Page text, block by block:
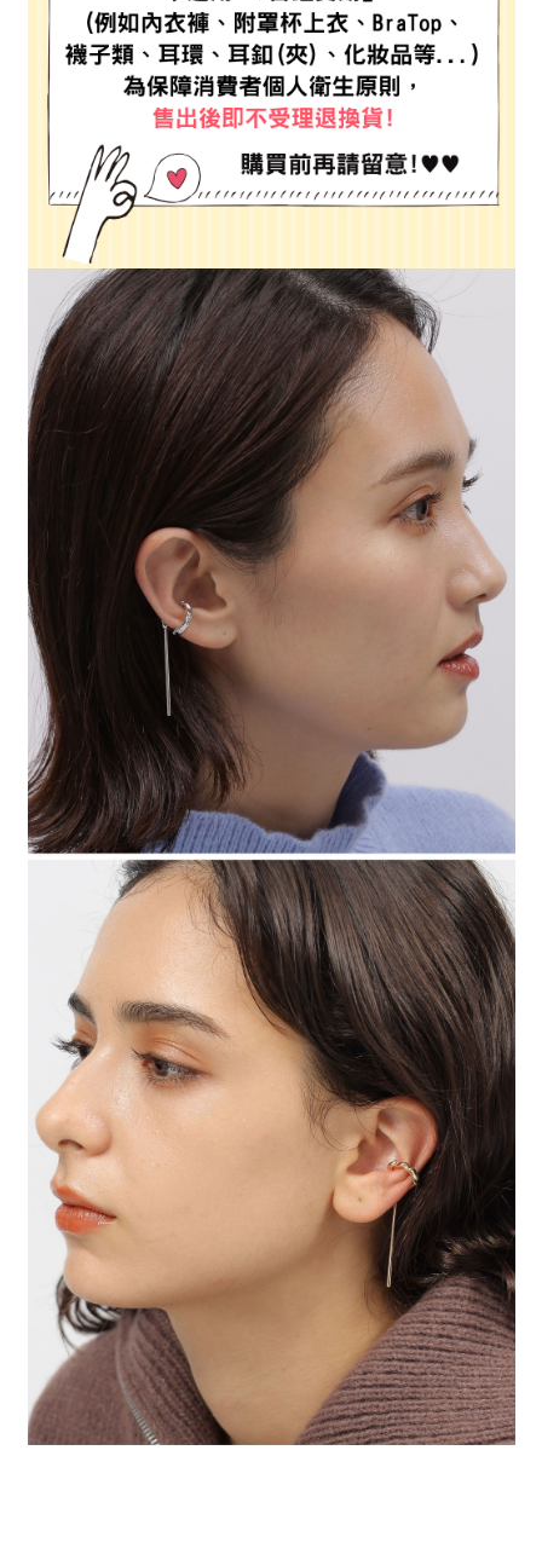
2.基於同意付款使用「大哥付你分期」之契約關係目的，商店將以您的個人
資料（包含姓名、電話或地址）提供予台灣大哥大進項蒐集、處理及利用，
由本公司與您本人進行分期帳單所需資料之確認、核對及更正。
3.完整用戶服務條款，請詳閱以下連結：
https://oppay.tw/userRule
※ 交易是否成功請以「AFTEE先享後付 」之結帳頁面顯示為準，若有關於
是否繳費成功／繳費後需取消欲退款等相關疑問，請聯繫「AFTEE先享後付
客戶支援中心」https://netprotections.freshdesk.com/support/home
【注意事項】
１．透過由恩沛科技股份有限公司提供之「AFTEE先享後付」服務完成之交
易，需依本服務之必要範圍內提供個人資料，並將交易相關給付款項請求債
權轉讓予恩沛科技股份有限公司。
２．關於個人資料處理事宜，請瀏覽以下網址：https://aftee.tw/terms/#terms3
３．未成年的使用者請事先徵得法定代理人或監護人之同意方可使用
「AFTEE先享後付」，若未經同意申辦者引起之損失，本公司不負相關責
４．使用「AFTEE先享後付」時，將依據個別帳號之用戶狀況，依本公司即
時審查核予不同之上限額度；若仍有額度不足之情形，本公司將視審查結果
請求用戶進行身份認證。
５．嚴禁一人註冊多個帳號或使用他人資訊註冊。若發現惡意使用之情形，
恩沛科技股份有限公司將有權停止該用戶之使用額度並採取法律行動。
每筆NT$80，滿NT$1,500(含以上)免運費
每筆NT$80，滿NT$1,500(含以上)免運費